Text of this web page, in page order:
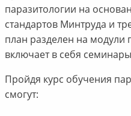
паразитологии на
стандартов Минтруда и
план разделен на модули
включает в себя
Пройдя курс обучения
смогут: